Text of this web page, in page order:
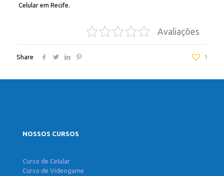
Celular em Recife.
Avaliações
Share 1
NOSSOS CURSOS
Curso de Celular
Curso de Videogame